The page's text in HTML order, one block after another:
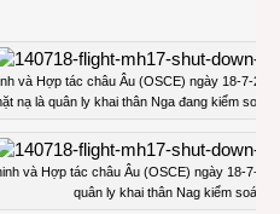
và Hợp tác châu Âu (OSCE) ngày 18-7-
nạ là quân ly khai thân Nga đang kiểm soát
và Hợp tác châu Âu (OSCE) ngày 18-7-
quân ly khai thân Nag kiểm soát.